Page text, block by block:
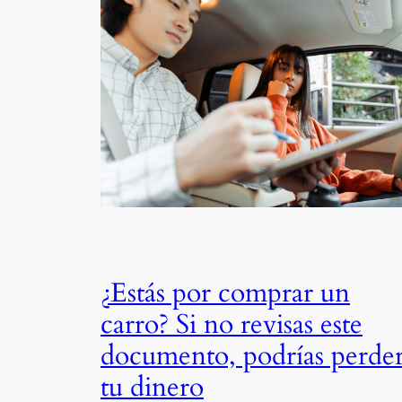
¿Estás por comprar un
carro? Si no revisas este
documento, podrías
tu dinero